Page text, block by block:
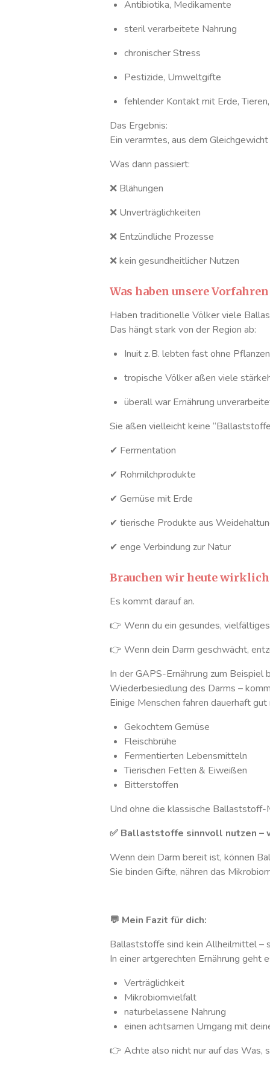
Antibiotika, Medikamente
steril verarbeitete Nahrung
chronischer Stress
Pestizide, Umweltgifte
fehlender Kontakt mit Erde,
Das Ergebnis:
Ein verarmtes, aus dem
Was dann passiert:
❌ Blähungen
❌ Unverträglichkeiten
❌ Entzündliche Prozesse
❌ kein gesundheitlicher Nutzen
Was haben unsere
Haben traditionelle Völker viele
Das hängt stark von der Region ab:
Inuit z. B. lebten fast ohne
tropische Völker aßen viele
überall war Ernährung
Sie aßen vielleicht keine
✔ Fermentation
✔ Rohmilchprodukte
✔ Gemüse mit Erde
✔ tierische Produkte aus
✔ enge Verbindung zur Natur
Brauchen wir heute
Es kommt darauf an.
👉 Wenn du ein gesundes,
👉 Wenn dein Darm geschwächt,
In der GAPS-Ernährung zum
Wiederbesiedlung des Darms –
Einige Menschen fahren dauerhaft gut
Gekochtem Gemüse
Fleischbrühe
Fermentierten Lebensmitteln
Tierischen Fetten & Eiweißen
Bitterstoffen
Und ohne die klassische Ballaststoff-
✅ Ballaststoffe sinnvoll nutzen –
Wenn dein Darm bereit ist, können
Sie binden Gifte, nähren das
💬 Mein Fazit für dich:
Ballaststoffe sind kein Allheilmittel –
In einer artgerechten Ernährung geht
Verträglichkeit
Mikrobiomvielfalt
naturbelassene Nahrung
einen achtsamen Umgang mit
👉 Achte also nicht nur auf das Was,